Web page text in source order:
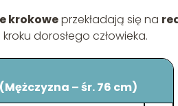
krokoweprzekładają się na
dorosłego człowieka.
– śr. 76 cm)